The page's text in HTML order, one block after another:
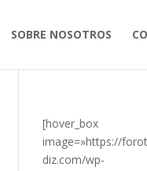
SOBRE NOSOTROS
[hover_box
image=»https://
diz.com/wp-